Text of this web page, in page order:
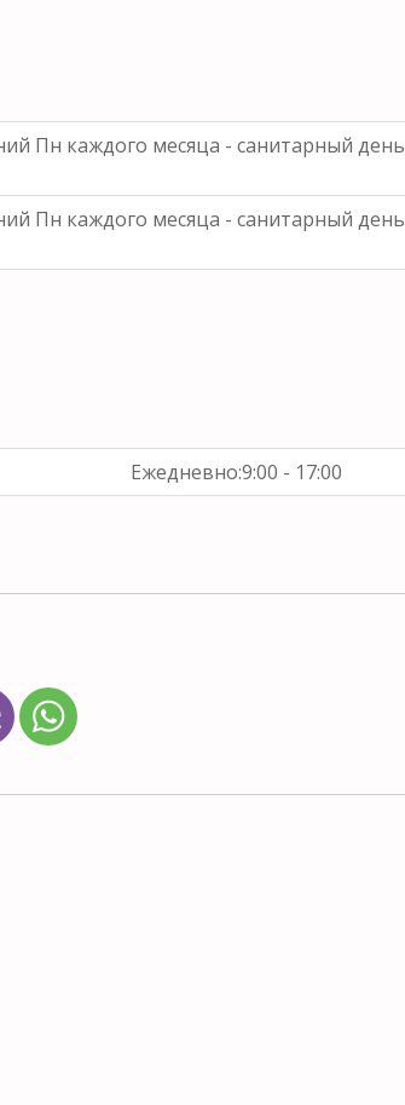
Пн каждого месяца - санитарный день
Пн каждого месяца - санитарный день
Ежедневно:9:00 - 17:00